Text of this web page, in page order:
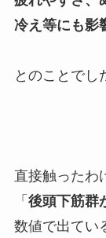
冷え等にも影
とのことでし
直接触ったわ
「 後頭下筋群
数値で出てい